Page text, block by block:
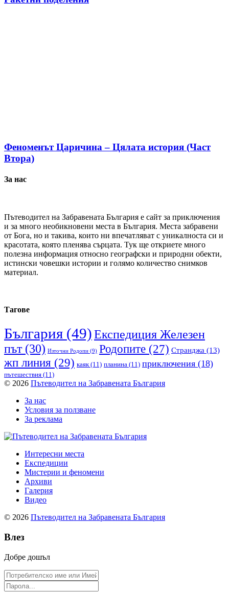
Феноменът Царичина – Цялата история (Част
Втора)
За нас
Пътеводител на Забравената България е сайт за приключения
и за много необикновени места в България. Места забравени
от Бога, но и такива, които ни впечатляват с уникалноста си и
красотата, която пленява сърцата. Тук ще откриете много
полезна информация относно географски и природни обекти,
истински човешки истории и голямо количество снимков
материал.
Тагове
България (49)Експедиция Железен
път(30) Източни Родопи (9) Родопите (27) Странджа (13)
жп линия (29) каяк(11) планина (11) приключения (18)
пътешествия (11)
© 2026 Пътеводител на Забравената България
За нас
Условия за ползване
За реклама
Интересни места
Експедиции
Мистерии и феномени
Архиви
Галерия
Видео
© 2026 Пътеводител на Забравената България
Влез
Добре дошъл